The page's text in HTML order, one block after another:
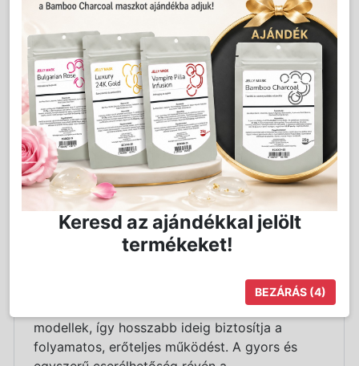
Részletes Leírás
ABaBylissPRO SnapFX Lítium-ion eredeti
csereakkumulátor
a SnapFX hajnyírók és
trimmerek maximális teljesítményének
fenntartásához lett tervezve. Az innovatív zöld
LED gyűrűfényes kijelző azonnal jelzi a
töltöttségi szintet, így mindig pontosan
tudhatod, mennyi energia áll még
30%-kal nagyobb
rendelkezik, mint a hagyományos
modellek, így hosszabb ideig biztosítja a
folyamatos, erőteljes működést. A gyors és
Keresd az ajándékkal jelölt
termékeket!
BEZÁRÁS (4)